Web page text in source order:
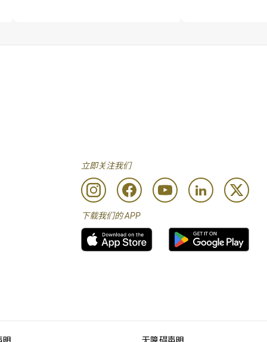
立即关注我们
下载我们的 APP